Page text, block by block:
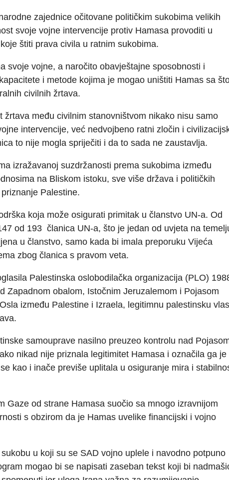
zajednice očitovane političkim sukobima velikih
svoje vojne intervencije protiv Hamasa provoditi u
štiti prava civila u ratnim sukobima.
svoje vojne, a naročito obavještajne sposobnosti i
i metode kojima je mogao uništiti Hamas sa
civilnih žrtava.
žrtava među civilnim stanovništvom nikako nisu samo
intervencije, već nedvojbeno ratni zločin i
to nije mogla spriječiti i da to sada ne zaustavlja.
izražavanoj suzdržanosti prema sukobima između
na Bliskom istoku, sve više država i političkih
Palestine.
koja može osigurati primitak u članstvo UN-a. Od
od 193 članica UN-a, što je jedan od uvjeta na
u članstvo, samo kada bi imala preporuku Vijeća
zbog članica s pravom veta.
Palestinska oslobodilačka organizacija (PLO)
Zapadnom obalom, Istočnim Jeruzalemom i Pojasom
između Palestine i Izraela, legitimnu palestinsku
samouprave nasilno preuzeo kontrolu nad
nikad nije priznala legitimitet Hamasa i označila ga je
kao i inače previše uplitala u osiguranje mira i
Gaze od strane Hamasa suočio sa mnogo izravnijom
s obzirom da je Hamas uvelike financijski i vojno
u koji su se SAD vojno uplele i navodno potpuno
mogao bi se napisati zaseban tekst koji bi